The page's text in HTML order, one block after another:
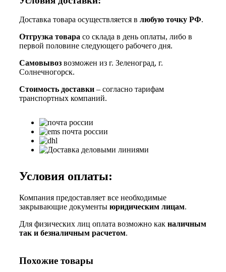
Доставка товара осуществляется в любую точку РФ.
Отгрузка товара со склада в день оплаты, либо в
первой половине следующего рабочего дня.
Самовывоз возможен из г. Зеленоград, г.
Солнечногорск.
Стоимость доставки – согласно тарифам
транспортных компаний.
Условия оплаты:
Компания предоставляет все необходимые
закрывающие документы юридическим лицам.
Для физических лиц оплата возможно как наличным
так и безналичным расчетом.
Похожие товары